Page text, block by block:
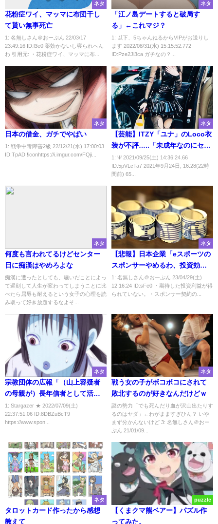
ネタ
花粉症ワイ、マッマに布団干し
て貰い無事死亡
1: 名無しさん＠おーぷん 22/03/17
23:49:16 ID:l3e0 薬効かないし寝られへん
わ 引用元: ・花粉症ワイ、マッマに布...
ネタ
「江ノ島デートすると破局す
る」←これマジ？
1: 以下、5ちゃんねるからVIPがお送りし
ます 2022/08/31(水) 15:15:52.772
ID:Pze2Ji3ca ガチなの？...
ネタ
日本の借金、ガチでやばい
1: 戦争中毒障害2級 22/12/21(水) 17:00:03
ID:TpAD !iconhttps://i.imgur.com/FQji...
ネタ
【芸能】ITZY「ユナ」のLoco衣
装が不評…..「未成年なのにセク
シーすぎ?」
1: Ψ 2021/09/25(土) 14:36:24.66
ID:5pVLcTa7 2021年9月24日, 16:28(22時
間前) 65...
ネタ
何度も言われてるけどセンター
日に痴漢はやめろよな
痴漢に遭ったとしても、騒いだことによっ
て遅刻して人生が変わってしまうことに比
べたら屈辱も耐えるという女子の心理を読
み取って好き放題するなよそ...
ネタ
【悲報】日本企業「eスポーツの
スポンサーやめるわ、投資効果
がない」
1: 名無しさん＠おーぷん 23/04/29(土)
12:16:24 ID:sFe0 ・期待した投資利益が得
られていない。・スポンサー契約の...
ネタ
宗教団体の広報「（山上容疑者
の母親が）長年信者として活動
しているのは間違いないが」
1: Stargazer ★ 2022/07/09(土)
22:37:51.06 ID:8DBZuBcT9
https://www.spon...
ネタ
戦う女の子がボコボコにされて
敗北するのが好きなんだけどｗ
謎の勢力「でも死んだり血が沢山出たりす
るのはヤダ」←わがまますぎひん？ いや
まず分かんないけど 3: 名無しさん＠おー
ぷん 21/01/09...
ネタ
タロットカード作ったから感想
教えて
puzzle
【くまクマ熊ベアー】パズル作
ってみた。